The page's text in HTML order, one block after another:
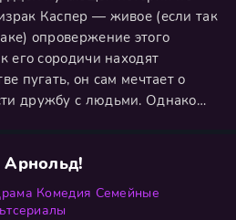
Каспер — живое (если так
опровержение этого
его сородичи находят
пугать, он сам мечтает о
дружбу с людьми. Однако
злодейства и страхований.
царстве Каспер находит
Арнольд!
Комедия Семейные